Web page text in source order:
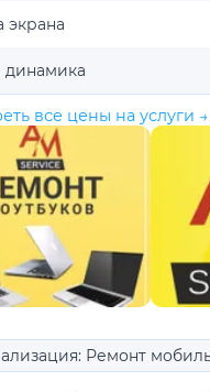
экрана
динамика
все цены на услуги →
Ремонт